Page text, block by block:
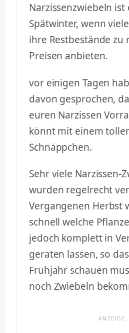
Narzissenzwiebeln ist
Spätwinter, wenn
ihre Restbestände zu
Preisen anbieten.
vor einigen Tagen
davon gesprochen,
euren Narzissen
könnt mit einem
Schnäppchen.
Sehr viele Narzissen-
wurden regelrecht
Vergangenen Herbst
schnell welche
jedoch komplett in
geraten lassen, so
Frühjahr schauen
noch Zwiebeln
ANZEIGE